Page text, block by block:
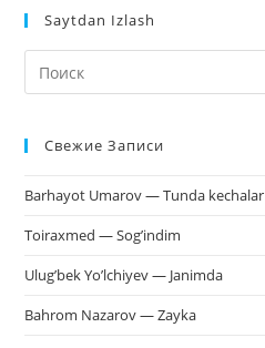
Saytdan Izlash
Свежие Записи
Barhayot Umarov — Tunda kechalar
Toiraxmed — Sog’indim
Ulug’bek Yo’lchiyev — Janimda
Bahrom Nazarov — Zayka